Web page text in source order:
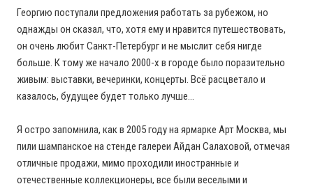
Георгию поступали предложения работать за рубежом, но
однажды он сказал, что, хотя ему и нравится путешествовать,
он очень любит Санкт-Петербург и не мыслит себя нигде
больше. К тому же начало 2000-х в городе было поразительно
живым: выставки, вечеринки, концерты. Всё расцветало и
казалось, будущее будет только лучше…
Я остро запомнила, как в 2005 году на ярмарке Арт Москва, мы
пили шампанское на стенде галереи Айдан Салаховой, отмечая
отличные продажи, мимо проходили иностранные и
отечественные коллекционеры, все были веселыми и